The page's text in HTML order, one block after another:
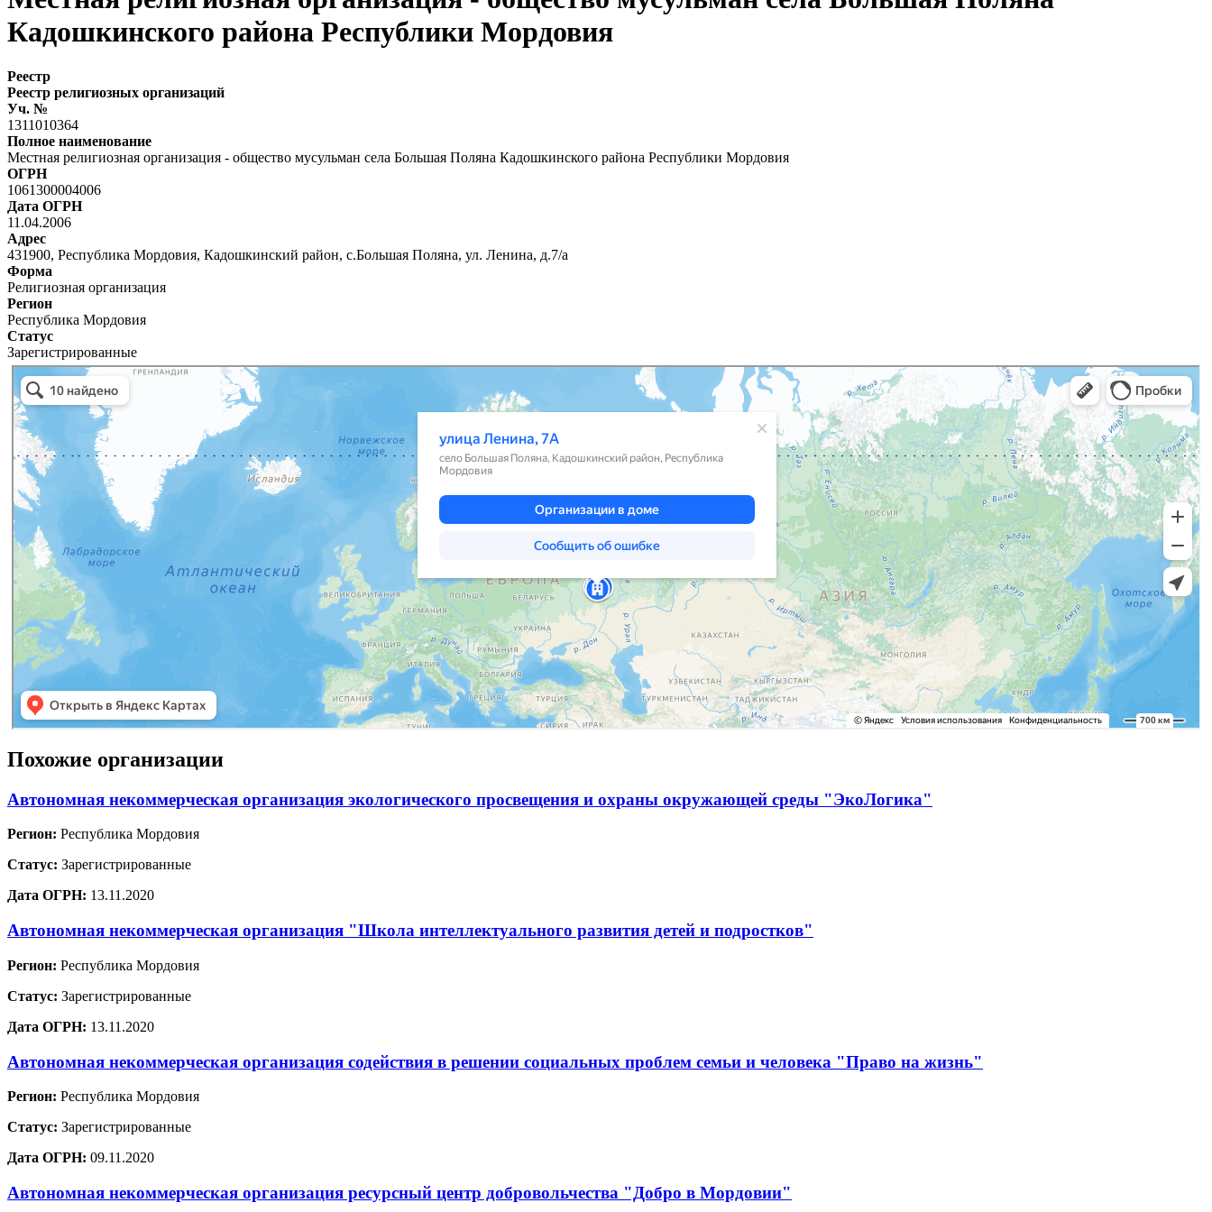
Кадошкинского района Республики Мордовия
Реестр
Реестр религиозных организаций
Уч. №
1311010364
Полное наименование
Местная религиозная организация - общество мусульман села Большая Поляна Кадошкинского района Республики Мордовия
ОГРН
1061300004006
Дата ОГРН
11.04.2006
Адрес
431900, Республика Мордовия, Кадошкинский район, с.Большая Поляна, ул. Ленина, д.7/а
Форма
Религиозная организация
Регион
Республика Мордовия
Статус
Зарегистрированные
Похожие организации
Автономная некоммерческая организация экологического просвещения и охраны окружающей среды "ЭкоЛогика"
Регион: Республика Мордовия
Статус: Зарегистрированные
Дата ОГРН: 13.11.2020
Автономная некоммерческая организация "Школа интеллектуального развития детей и подростков"
Регион: Республика Мордовия
Статус: Зарегистрированные
Дата ОГРН: 13.11.2020
Автономная некоммерческая организация содействия в решении социальных проблем семьи и человека "Право на жизнь"
Регион: Республика Мордовия
Статус: Зарегистрированные
Дата ОГРН: 09.11.2020
Автономная некоммерческая организация ресурсный центр добровольчества "Добро в Мордовии"